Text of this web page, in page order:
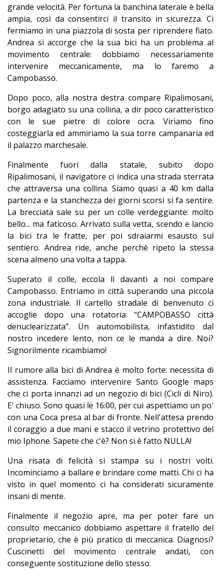
grande velocità. Per fortuna la banchina laterale è bella
ampia, così da consentirci il transito in sicurezza. Ci
fermiamo in una piazzola di sosta per riprendere fiato.
Andrea si accorge che la sua bici ha un problema al
movimento centrale: dobbiamo necessariamente
intervenire meccanicamente, ma lo faremo a
Campobasso.
Dopo poco, alla nostra destra compare Ripalimosani,
borgo adagiato su una collina, a dir poco caratteristico
con le sue pietre di colore ocra. Viriamo fino
costeggiarla ed ammiriamo la sua torre campanaria ed
il palazzo marchesale.
Finalmente fuori dalla statale, subito dopo
Ripalimosani, il navigatore ci indica una strada sterrata
che attraversa una collina. Siamo quasi a 40 km dalla
partenza e la stanchezza dei giorni scorsi si fa sentire.
La brecciata sale su per un colle verdeggiante: molto
bello... ma faticoso. Arrivato sulla vetta, scendo e lancio
la bici tra le fratte, per poi sdraiarmi esausto sul
sentiero. Andrea ride, anche perché ripeto la stessa
scena almeno una volta a tappa.
Superato il colle, eccola lì davanti a noi compare
Campobasso. Entriamo in città superando una piccola
zona industriale. Il cartello stradale di benvenuto ci
accoglie dopo una rotatoria: “CAMPOBASSO città
denuclearizzata”. Un automobilista, infastidito dal
nostro incedere lento, non ce le manda a dire. Noi?
Signorilmente ricambiamo!
Il rumore alla bici di Andrea è molto forte: necessita di
assistenza. Facciamo intervenire Santo Google maps
che ci porta innanzi ad un negozio di bici (Cicli di Niro).
E' chiuso. Sono quasi le 16:00, per cui aspettiamo un po'
con una Coca presa al bar di fronte. Nell'attesa prendo
il coraggio a due mani e stacco il vetrino protettivo del
mio Iphone. Sapete che c'è? Non si è fatto NULLA!
Una risata di felicità si stampa su i nostri volti.
Incominciamo a ballare e brindare come matti. Chi ci ha
visto in quel momento ci ha considerati sicuramente
insani di mente.
Finalmente il negozio apre, ma per poter fare un
consulto meccanico dobbiamo aspettare il fratello del
proprietario, che è più pratico di meccanica. Diagnosi?
Cuscinetti del movimento centrale andati, con
conseguente sostituzione dello stesso.